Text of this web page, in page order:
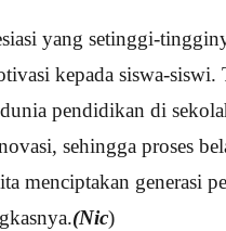
yang setinggi-
kepada siswa-siswi.
pendidikan di
sehingga proses
menciptakan generasi
(Nic)